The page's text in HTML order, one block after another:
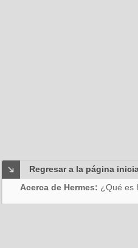
Regresar a la página
Acerca de Hermes: ¿Qué es